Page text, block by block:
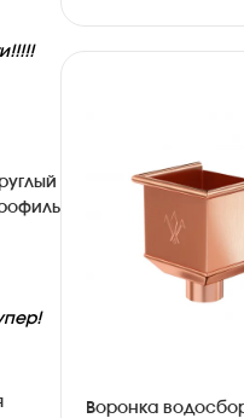
Воронка